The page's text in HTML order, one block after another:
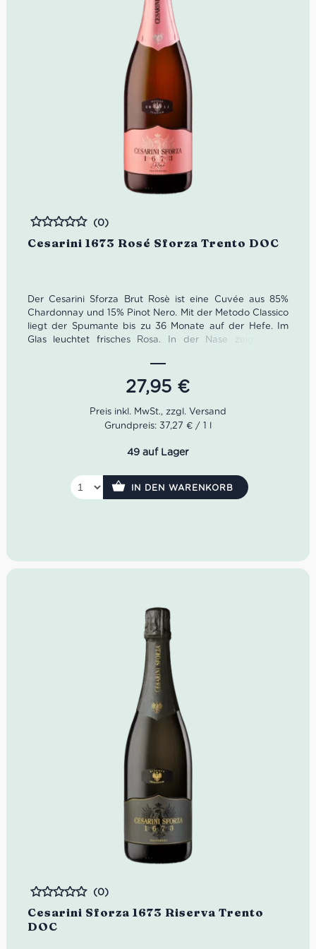
Cesarini 1673 Rosé Sforza Trento DOC
Bewertet
(0)
Der Cesarini Sforza Brut Rosè ist eine Cuvée aus 85%
Chardonnay und 15% Pinot Nero. Mit der Metodo Classico
liegt der Spumante bis zu 36 Monate auf der Hefe. Im
Glas leuchtet frisches Rosa. In der Nase zeigen sich
gerösteten Mandeln. Am Gaumen offenbart sich dann
der kunstvolle Verschnitt der beiden Rebsorten. Der Pinot
Nero bringt komplexe Fruchtnoten mit, während der
Chardonnay seidige Eleganz und Frische beiträgt.
Cesarini Sforza Brut Rosè ist das Werk von Lamberto
Cesarini Sforza. Er gründete das Weingut 1974
zusammen mit Freunden, die mit ihm die gleiche
Leidenschaft für Spumante teilten wie er. Lamberto C. S.
erbte viele Weinberge und so konnte er mit sehr
hochwertigen Beständen von Chardonnay und Pinot
Farbe: Rosa
Geschmack: komplexe Frucht, seidig,
27,95 €
Grundpreis: 37,27 € / 1 l
49 auf Lager
IN DEN WARENKORB
Cesarini Sforza 1673 Riserva Trento
DOC
Bewertet
(0)